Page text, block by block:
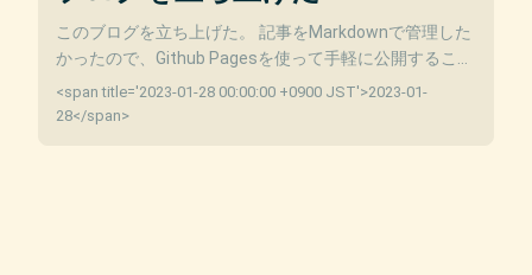
このブログを立ち上げた。 記事をMarkdownで管理した
かったので、Github Pagesを使って手軽に公開すること
にした。 とりあえずは公開するところまで。 ...
<span title='2023-01-28 00:00:00 +0900 JST'>2023-01-
28</span>